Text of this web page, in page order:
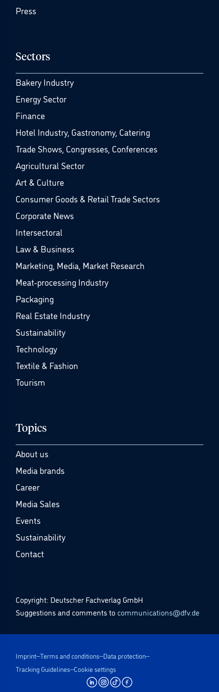
Press
Sectors
Bakery Industry
Energy Sector
Finance
Hotel Industry, Gastronomy, Catering
Trade Shows, Congresses, Conferences
Agricultural Sector
Art & Culture
Consumer Goods & Retail Trade Sectors
Corporate News
Intersectoral
Law & Business
Marketing, Media, Market Research
Meat-processing Industry
Packaging
Real Estate Industry
Sustainability
Technology
Textile & Fashion
Tourism
Topics
About us
Media brands
Career
Media Sales
Events
Sustainability
Contact
Copyright: Deutscher Fachverlag GmbH
Suggestions and comments to communications@dfv.de
Imprint Terms and conditions Data protection
Tracking Guidelines Cookie settings